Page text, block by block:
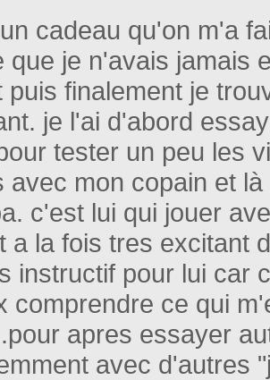
cadeau qu'on m'a
que je n'avais jamais
puis finalement je
je l'ai d'abord
tester un peu les
avec mon copain et
c'est lui qui jouer
a la fois tres excitant
instructif pour lui car
comprendre ce qui
apres essayer
avec d'autres